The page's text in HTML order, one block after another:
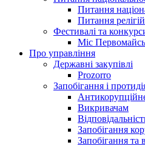
Питання
Питання релігій
Фестивалі та
Міс
Про управління
Державні закупівлі
Prozorro
Запобігання і
Викривачам
Запобігання
Запобігання та